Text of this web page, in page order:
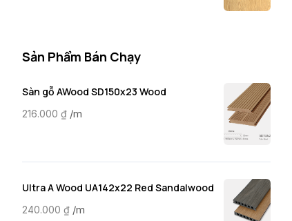
Sản Phẩm Bán Chạy
Sàn gỗ AWood SD150x23 Wood
216.000 ₫ /m
Ultra A Wood UA142x22 Red Sandalwood
240.000 ₫ /m